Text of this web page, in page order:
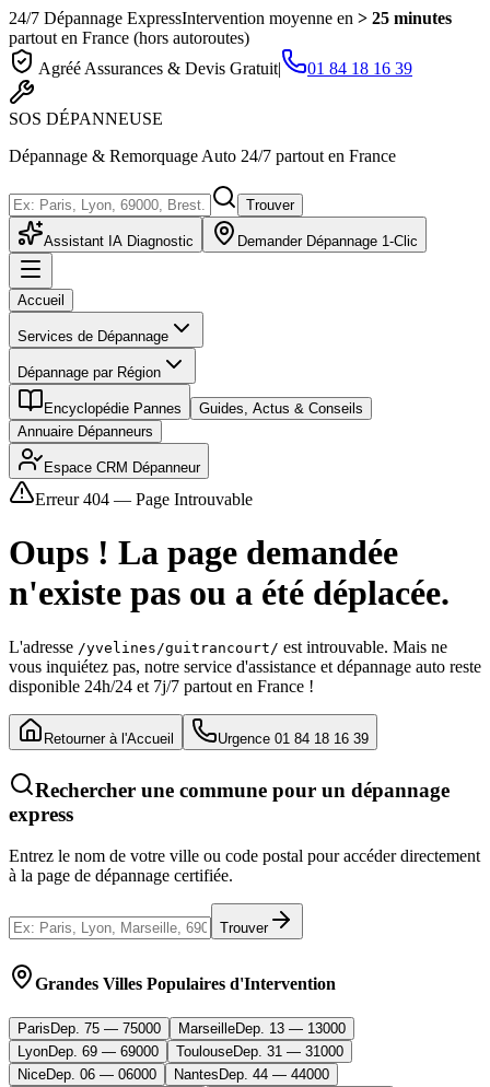
24/7 Dépannage ExpressIntervention moyenne en > 25 minutes
partout en France (hors autoroutes)
Agréé Assurances & Devis Gratuit| 01 84 18 16 39
SOS DÉPANNEUSE
Dépannage & Remorquage Auto 24/7 partout en France
Trouver
Assistant IA Diagnostic Demander Dépannage 1-Clic
Accueil
Services de Dépannage
Dépannage par Région
Encyclopédie Pannes
Guides, Actus & Conseils
Annuaire Dépanneurs
Espace CRM Dépanneur
Erreur 404 — Page Introuvable
Oups ! La page demandée
n'existe pas ou a été déplacée.
L'adresse /yvelines/guitrancourt/ est introuvable. Mais ne
vous inquiétez pas, notre service d'assistance et dépannage auto reste
disponible 24h/24 et 7j/7 partout en France !
Retourner à l'Accueil Urgence 01 84 18 16 39
Rechercher une commune pour un dépannage
express
Entrez le nom de votre ville ou code postal pour accéder directement
à la page de dépannage certifiée.
Trouver
Grandes Villes Populaires d'Intervention
Paris Dep. 75 — 75000 MarseilleDep. 13 — 13000
LyonDep. 69 — 69000 ToulouseDep. 31 — 31000
NiceDep. 06 — 06000 Nantes Dep. 44 — 44000